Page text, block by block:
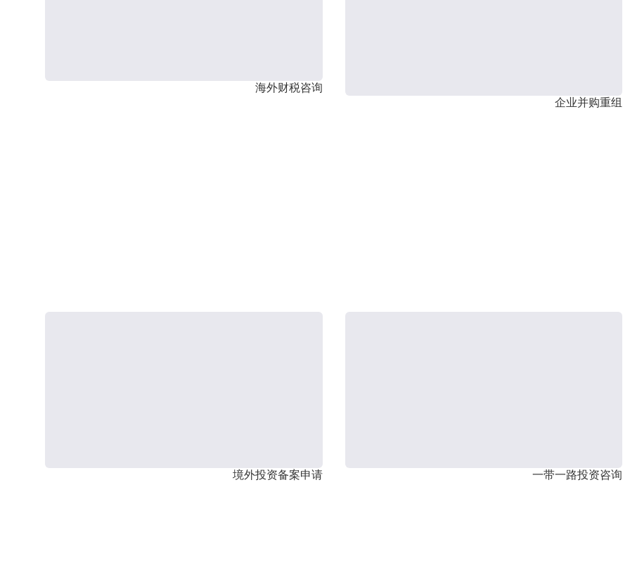
海外财税咨询
企业并购重组
境外投资备案申请 一带一路投资咨询